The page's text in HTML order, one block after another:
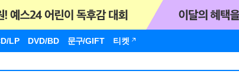
LP DVD/BD 문구/GIFT 티켓